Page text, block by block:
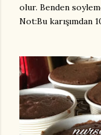
olur. Benden
Not:Bu karışımdan